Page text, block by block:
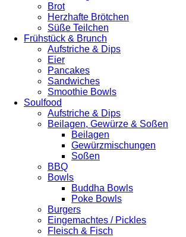
Brot
Herzhafte Brötchen
Süße Teilchen
Frühstück & Brunch
Aufstriche & Dips
Eier
Pancakes
Sandwiches
Smoothie Bowls
Soulfood
Aufstriche & Dips
Beilagen, Gewürze & Soßen
Beilagen
Gewürzmischungen
Soßen
BBQ
Bowls
Buddha Bowls
Poke Bowls
Burgers
Eingemachtes / Pickles
Fleisch & Fisch